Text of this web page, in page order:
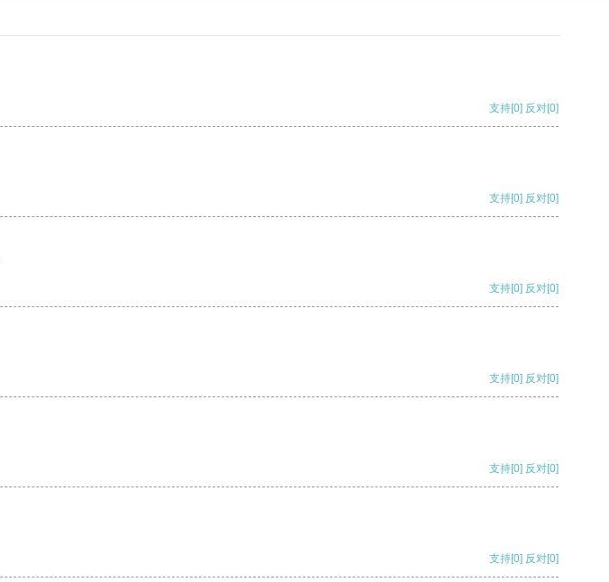
支持[0] 反对[0]
支持[0] 反对[0]
支持[0] 反对[0]
支持[0] 反对[0]
支持[0] 反对[0]
支持[0] 反对[0]